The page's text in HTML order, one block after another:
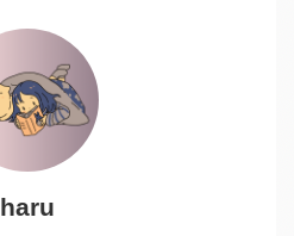
haru